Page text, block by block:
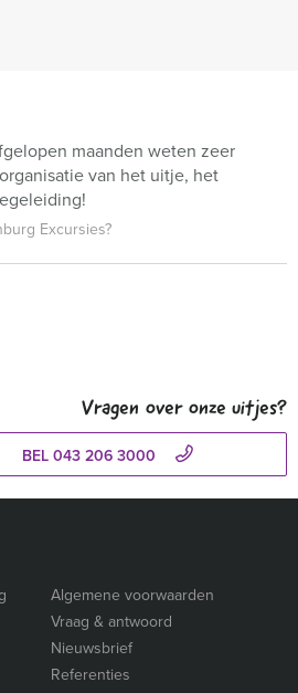
maanden weten zeer
van het uitje, het
Excursies?
Vragen over onze uitjes?
BEL 043 206 3000
Algemene voorwaarden
Vraag & antwoord
Nieuwsbrief
Referenties